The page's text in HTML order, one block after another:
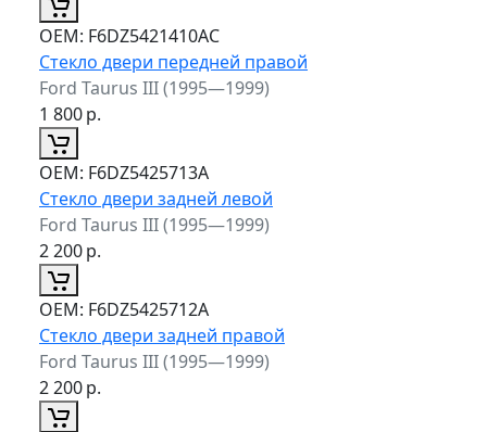
ОЕМ: F6DZ5421410AC
Стекло двери передней правой
Ford Taurus III (1995—1999)
1 800р.
ОЕМ: F6DZ5425713A
Стекло двери задней левой
Ford Taurus III (1995—1999)
2 200р.
ОЕМ: F6DZ5425712A
Стекло двери задней правой
Ford Taurus III (1995—1999)
2 200р.